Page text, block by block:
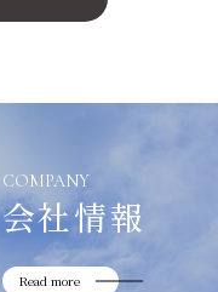
COMPANY
会社情報
Read more